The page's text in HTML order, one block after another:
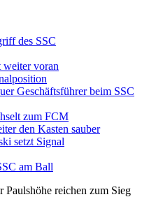
des SSC
weiter voran
Geschäftsführer beim SSC
zum FCM
den Kasten sauber
setzt Signal
am Ball
Paulshöhe reichen zum Sieg